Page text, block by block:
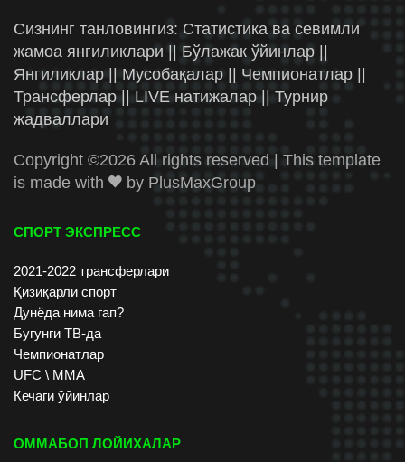
Сизнинг танловингиз: Статистика ва севимли
жамоа янгиликлари || Бўлажак ўйинлар ||
Янгиликлар || Мусобақалар || Чемпионатлар ||
Трансферлар || LIVE натижалар || Турнир
жадваллари
Copyright ©2026 All rights reserved | This template
is made with
by PlusMaxGroup
СПОРТ ЭКСПРЕСС
2021-2022 трансферлари
Қизиқарли спорт
Дунёда нима гап?
Бугунги ТВ-да
Чемпионатлар
UFC \ ММА
Кечаги ўйинлар
ОММАБОП ЛОЙИХАЛАР